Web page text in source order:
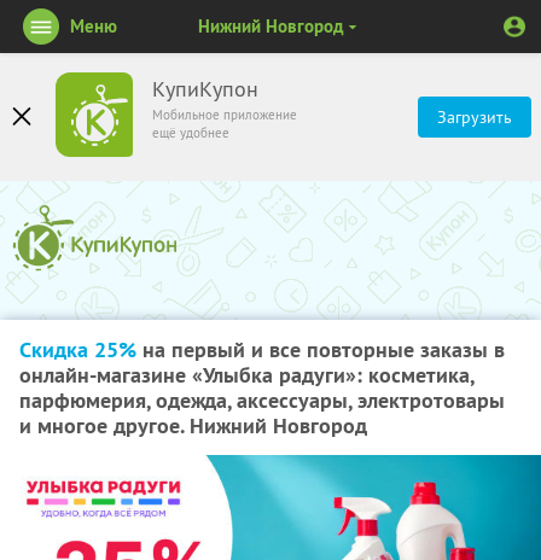
КупиКупон
Мобильное приложение
ещё удобнее
Загрузить
Меню Нижний Новгород
Скидка 25% на первый и все повторные заказы в
онлайн-магазине «Улыбка радуги»: косметика,
парфюмерия, одежда, аксессуары, электротовары
и многое другое. Нижний Новгород